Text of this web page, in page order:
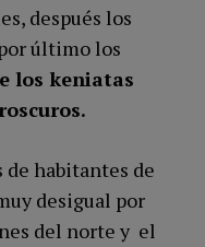
después los
último los
los keniatas
de habitantes de
desigual por
del norte y el